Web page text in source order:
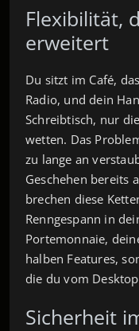
Flexibilität,
erweitert
Du sitzt im Café,
Radio, und dein
Schreibtisch, nur
wetten. Das
zu lange an
Geschehen bereits
brechen diese
Renngespann in
Portemonnaie,
halben Features,
die du vom
Sicherheit